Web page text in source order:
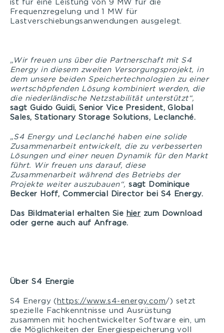
ist für eine Leistung von 9 MW für die
Frequenzregelung und 1 MW für
Lastverschiebungsanwendungen ausgelegt.
„Wir freuen uns über die Partnerschaft mit S4
Energy in diesem zweiten Versorgungsprojekt, in
dem unsere beiden Speichertechnologien zu einer
wertschöpfenden Lösung kombiniert werden, die
die niederländische Netzstabilität unterstützt“,
sagt Guido Guidi, Senior Vice President, Global
Sales, Stationary Storage Solutions, Leclanché.
„S4 Energy und Leclanché haben eine solide
Zusammenarbeit entwickelt, die zu verbesserten
Lösungen und einer neuen Dynamik für den Markt
führt. Wir freuen uns darauf, diese
Zusammenarbeit während des Betriebs der
Projekte weiter auszubauen“,sagt Dominique
Becker Hoff, Commercial Director bei S4 Energy.
Das Bildmaterial erhalten Sie hier zum Download
oder gerne auch auf Anfrage.
Über S4 Energie
S4 Energy ( https://www.s4-energy.com/) setzt
spezielle Fachkenntnisse und Ausrüstung
zusammen mit hochentwickelter Software ein, um
die Möglichkeiten der Energiespeicherung voll